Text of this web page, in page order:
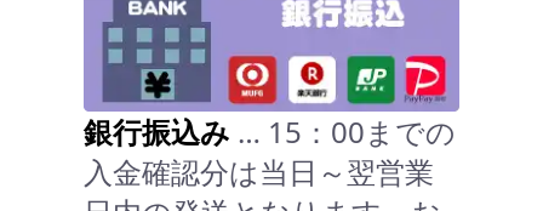
銀行振込み … 15：00までの
入金確認分は当日～翌営業